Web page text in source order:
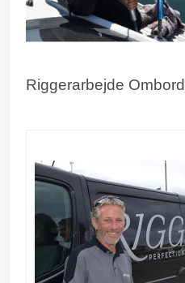
Riggerarbejde Ombord